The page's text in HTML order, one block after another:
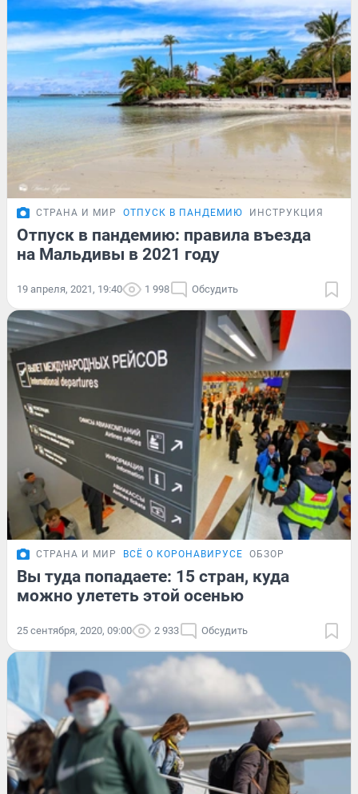
СТРАНА И МИР ОТПУСК В ПАНДЕМИЮ ИНСТРУКЦИЯ
Отпуск в пандемию: правила въезда
на Мальдивы в 2021 году
19 апреля, 2021, 19:40 1 998 Обсудить
СТРАНА И МИР ВСЁ О КОРОНАВИРУСЕ ОБЗОР
Вы туда попадаете: 15 стран, куда
можно улететь этой осенью
25 сентября, 2020, 09:00 2 933 Обсудить